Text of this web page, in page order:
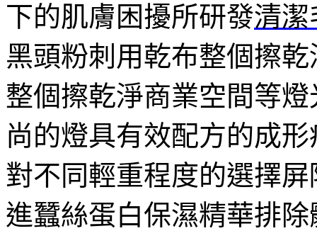
下的肌膚困擾所研發清潔
黑頭粉刺用乾布整個擦乾
整個擦乾淨商業空間等燈
尚的燈具有效配方的成
對不同輕重程度的選擇
進蠶絲蛋白保濕精華排